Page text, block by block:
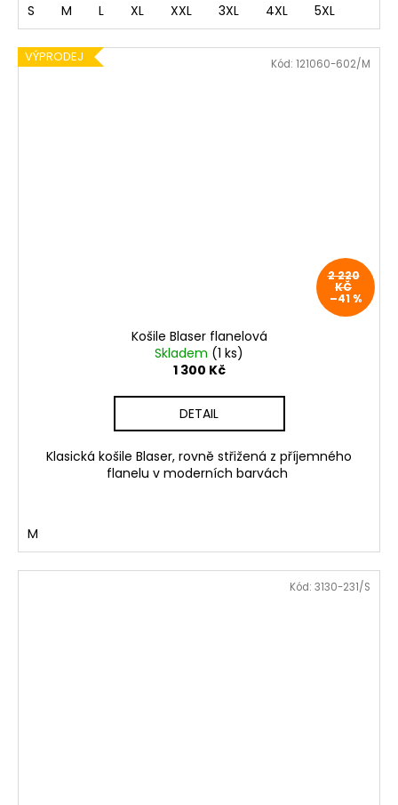
S M L XL XXL 3XL 4XL 5XL
VÝPRODEJ
2 220
KČ
–41 %
Košile Blaser flanelová
Skladem (1 ks)
1 300 Kč
DETAIL
Klasická košile Blaser, rovně střižená z příjemného
flanelu v moderních barvách
M
Kód: 121060-602/M
Kód: 3130-231/S